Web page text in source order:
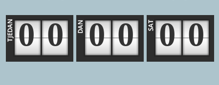
0 0 0 0 0 0